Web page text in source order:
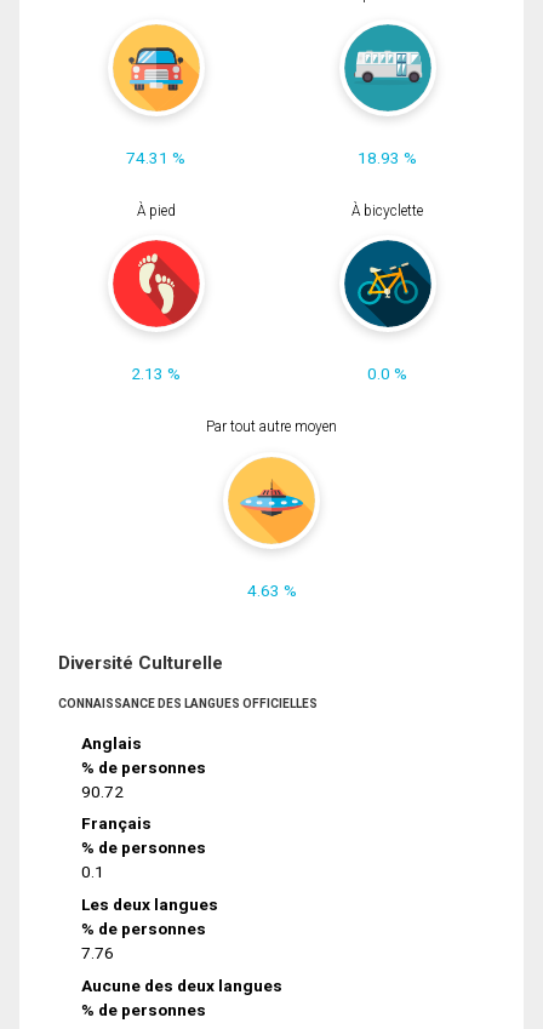
74.31 % 18.93 %
À pied
2.13 %
À bicyclette
0.0 %
Par tout autre moyen
4.63 %
Diversité Culturelle
CONNAISSANCE DES LANGUES OFFICIELLES
Anglais
% de personnes
90.72
Français
% de personnes
0.1
Les deux langues
% de personnes
7.76
Aucune des deux langues
% de personnes